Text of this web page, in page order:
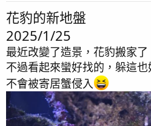
每次看牠時候都需要找一下
因為太可愛，所以想為牠做一
2024 /12/2
花豹的新地盤
2025/1/25
最近改變了造景，花豹搬家了
不過看起來蠻好找的，躲這也
不會被寄居蟹侵入